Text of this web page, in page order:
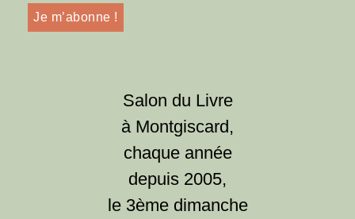
Salon du Livre
à Montgiscard,
chaque année
depuis 2005,
le 3ème dimanche